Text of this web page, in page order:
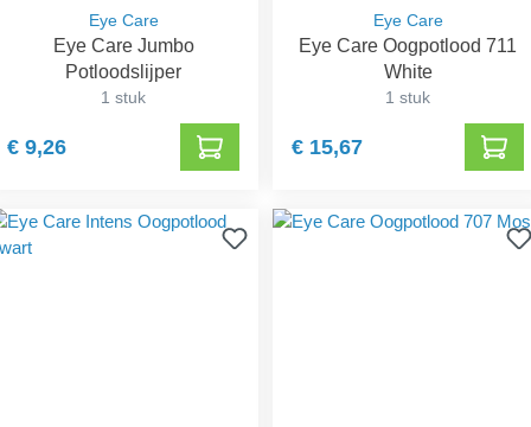
Eye Care
Eye Care Jumbo
Potloodslijper
1 stuk
€ 9,26
Eye Care
Eye Care Oogpotlood 711
White
1 stuk
€ 15,67